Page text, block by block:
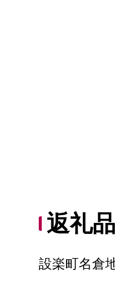
返礼
設楽町名倉